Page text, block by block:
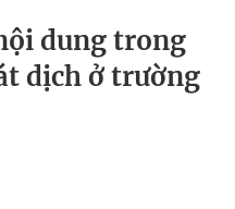
dung trong
dịch ở trường